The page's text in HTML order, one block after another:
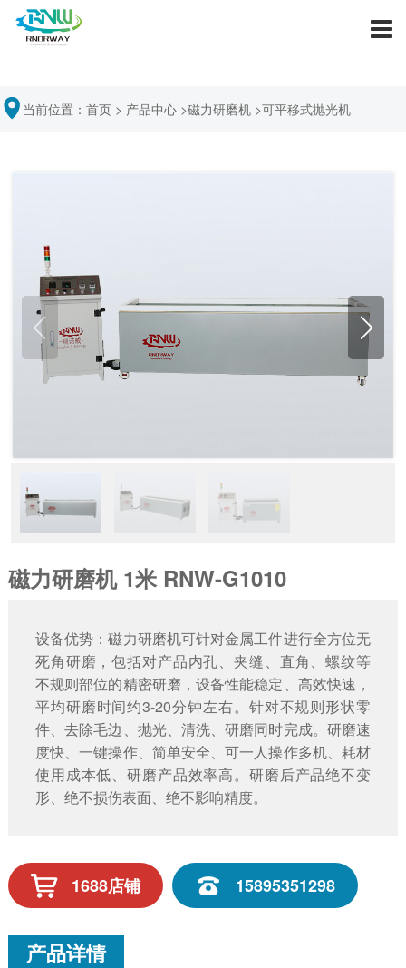
当前位置： 首页 > 产品中心 >磁力研磨机 >可平移式抛光机
磁力研磨机 1米 RNW-G1010
设备优势：磁力研磨机可针对金属工件进行全方位无
死角研磨，包括对产品内孔、夹缝、直角、螺纹等
不规则部位的精密研磨，设备性能稳定、高效快速，
平均研磨时间约3-20分钟左右。针对不规则形状零
件、去除毛边、抛光、清洗、研磨同时完成。研磨速
度快、一键操作、简单安全、可一人操作多机、耗材
使用成本低、研磨产品效率高。研磨后产品绝不变
形、绝不损伤表面、绝不影响精度。
1688店铺 15895351298
产品详情